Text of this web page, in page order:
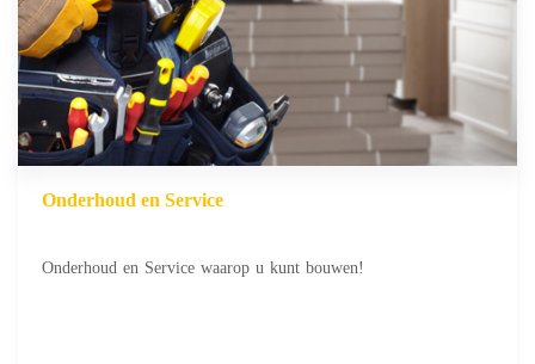
Onderhoud en Service
Onderhoud en Service waarop u kunt bouwen!